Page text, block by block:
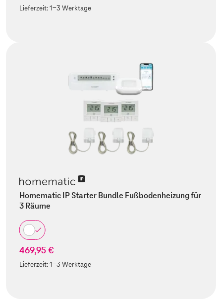
Lieferzeit:1-3 Werktage
Homematic IP Starter Bundle Fußbodenheizung für
3 Räume
469,95 €
Lieferzeit:1-3 Werktage